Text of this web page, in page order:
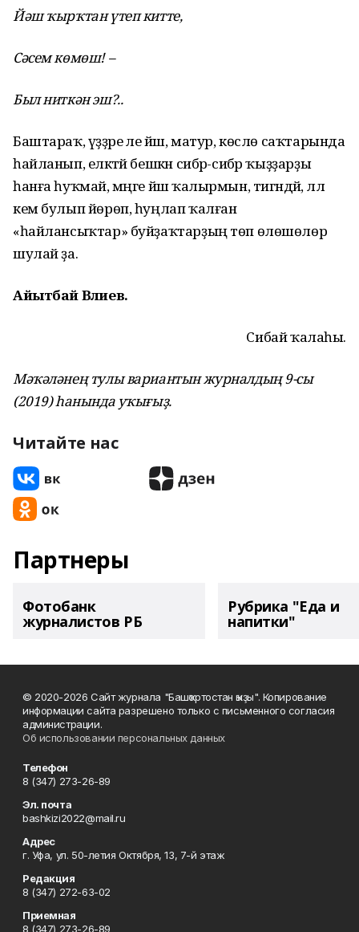
Йәш ҡырҡтан үтеп китте,
Сәсем көмөш! –
Был ниткән эш?..
Баштараҡ, үҙҙәре әле йәш, матур, көслө саҡтарында
һайланып, еләктәй бешкән сибәр-сибәр ҡыҙҙарҙы
һанға һуҡмай, мәңге йәш ҡалырмын, тигәндәй, әллә
кем булып йөрөп, һуңлап ҡалған
«һайлансыҡтар» буйҙаҡтарҙың төп өлөшөлөр
шулай ҙа.
Айытбай Вәлиев.
Сибай ҡалаһы.
Мәҡәләнең тулы вариантын журналдың 9-сы
(2019) һанында уҡығыҙ.
Читайте нас
Партнеры
Фотобанк
журналистов РБ
Рубрика "Еда и
напитки"
© 2020-2026 Сайт журнала "Башҡортостан ҡыҙы". Копирование
информации сайта разрешено только с письменного согласия
администрации.
Об использовании персональных данных
Телефон
8 (347) 273-26-89
Эл. почта
bashkizi2022@mail.ru
Адрес
г. Уфа, ул. 50-летия Октября, 13, 7-й этаж
Редакция
8 (347) 272-63-02
Приемная
8 (347) 273-26-89